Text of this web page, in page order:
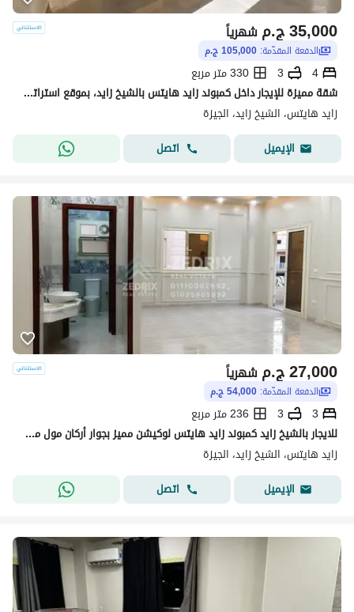
ج.م35,000 شهرياً
الدفعة المقدّمة: 105,000 ج.م
4
3
330 متر مربع
شقة مميزة للإيجار داخل كمبوند زايد هايتس بالشيخ زايد، بموقع استراتيجي على بُعد دقائق من أركان مول ومدخل زايد 3، مع إطلالة مفتوحة وتشطيب ألترا سوبر لوكس، وأول سكن. تبلغ مساحة الشقة 330 مترًا، وتتكون من 4 غرف نوم (منها غرفة ماستر بحمام ودريسنج)، وريسبشن واس
زايد هايتس، الشيخ زايد، الجيزة
الإيميل
اتصل
ج.م27,000 شهرياً
الدفعة المقدّمة: 54,000 ج.م
3
3
236 متر مربع
للايجار بالشيخ زايد كمبوند زايد هايتس لوكيشن مميز بجوار أركان مول من مدخل زايد 3 من وصله دهشور شقه مميزه جدا تشطيب سوبر لوكس ح
زايد هايتس، الشيخ زايد، الجيزة
الإيميل
اتصل